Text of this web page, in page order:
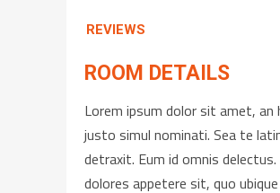
REVIEWS
ROOM DETAILS
Lorem ipsum dolor sit amet, an
justo simul nominati. Sea te
detraxit. Eum id omnis delectus.
dolores appetere sit, quo ubique